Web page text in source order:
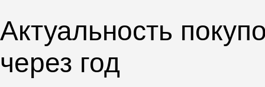
Актуальность
через год